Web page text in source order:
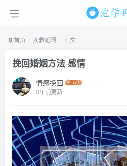
首页 挽救婚姻 正文
挽回婚姻方法 感情
情感挽回
3年前更新